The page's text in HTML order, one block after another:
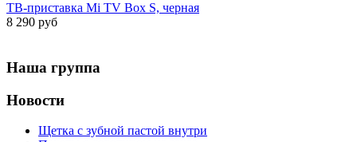
ТВ-приставка Mi TV Box S, черная
8 290 руб
Наша группа
Новости
Щетка с зубной пастой внутри